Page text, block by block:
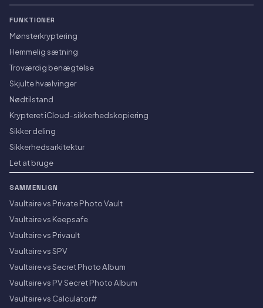
FUNKTIONER
Mønsterkryptering
Hemmelig sætning
Troværdig benægtelse
Skjulte hvælvinger
Nødtilstand
Krypteret iCloud-sikkerhedskopiering
Sikker deling
Sikkerhedsarkitektur
Let at bruge
SAMMENLIGN
Vaultaire vs Private Photo Vault
Vaultaire vs Keepsafe
Vaultaire vs Privault
Vaultaire vs SPV
Vaultaire vs Secret Photo Album
Vaultaire vs PV Secret Photo Album
Vaultaire vs Calculator#